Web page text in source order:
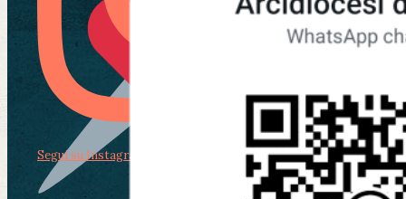
Segui su Instagram